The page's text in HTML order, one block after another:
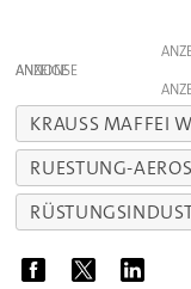
ANZEIGE
KRAUSS MAFFEI
RUESTUNG-